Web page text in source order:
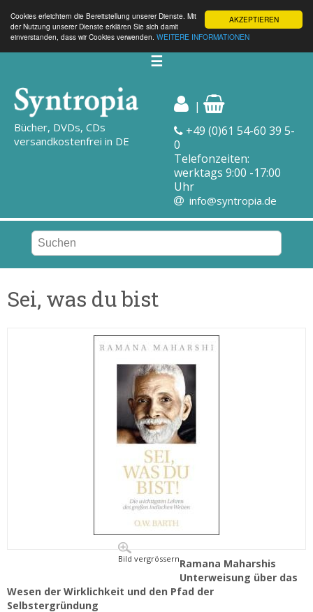
AKZEPTIEREN
Cookies erleichtern die Bereitstellung unserer Dienste. Mit
der Nutzung unserer Dienste erklären Sie sich damit
einverstanden, dass wir Cookies verwenden. WEITERE INFORMATIONEN
☰
Bücher, DVDs, CDs
versandkostenfrei in DE
|
+49 (0)61 54-60 39 5-
0
Telefonzeiten:
werktags 9:00 -17:00
Uhr
info@syntropia.de
Sei, was du bist
Bild vergrössernRamana Maharshis
Unterweisung über das
Wesen der Wirklichkeit und den Pfad der
Selbstergründung